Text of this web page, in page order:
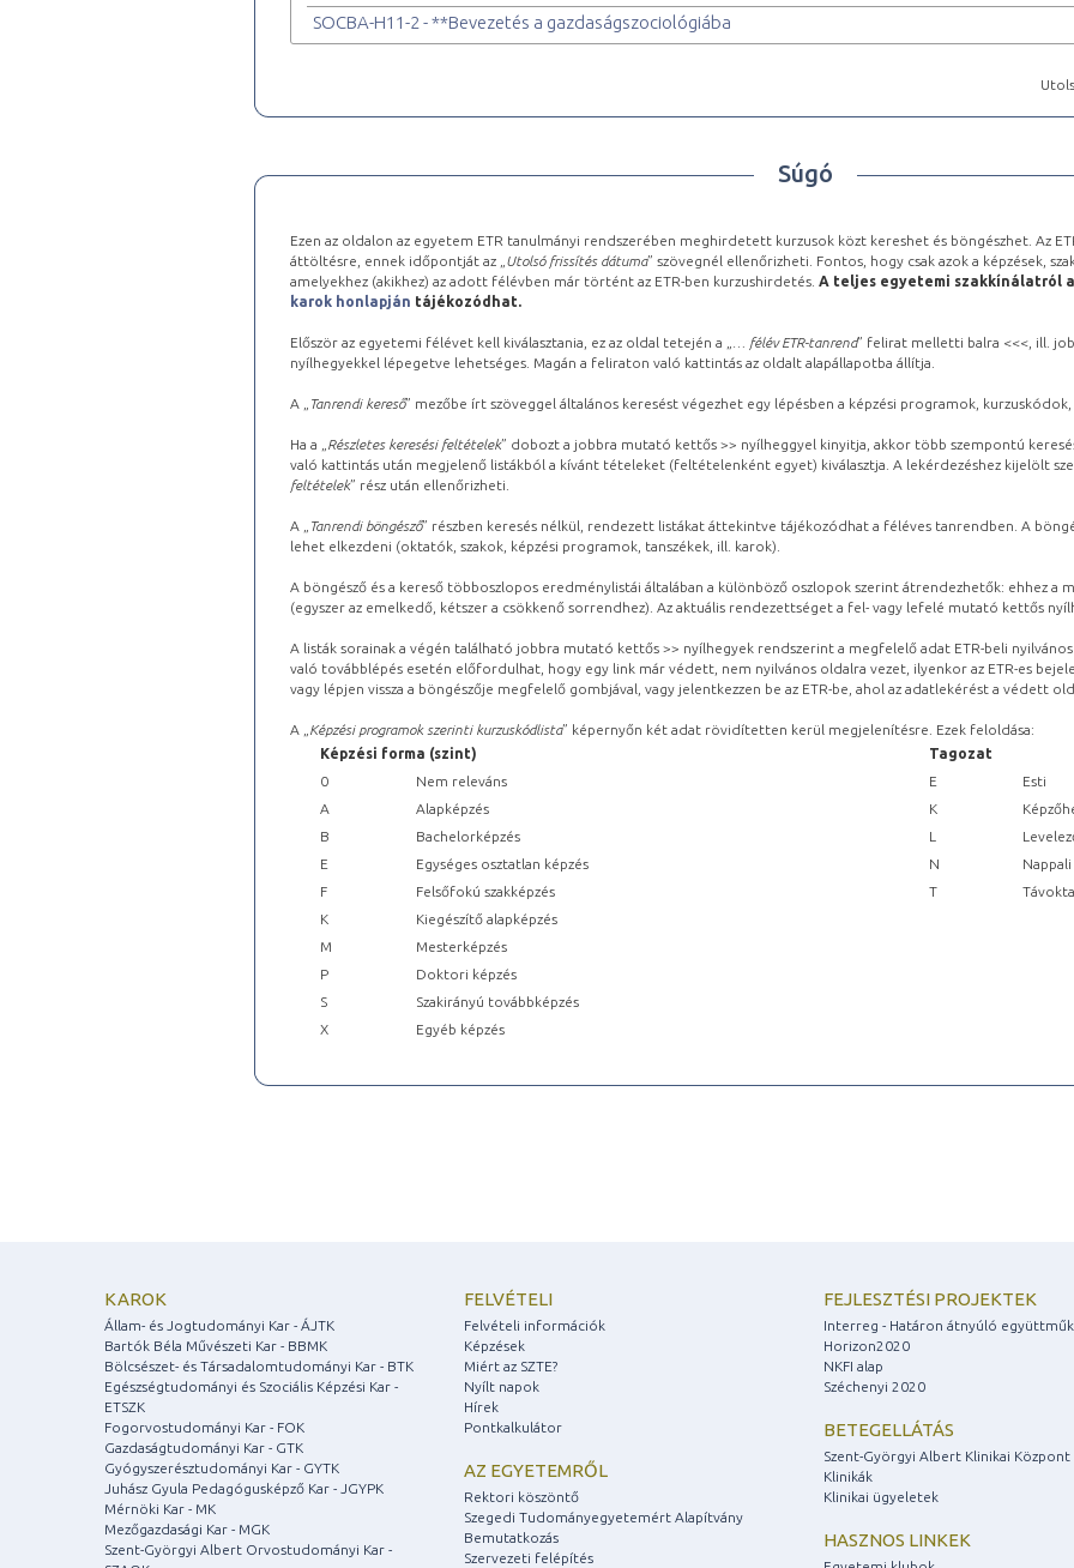
SOCBA-H11-2 - **Bevezetés a gazdaságszociológiába
Súgó
Ezen az oldalon az egyetem ETR tanulmányi rendszerében meghirdetett kurzusok közt kereshet és böngészhet. Az
áttöltésre, ennek időpontját az „ Utolsó frissítés dátuma” szövegnél ellenőrizheti. Fontos, hogy csak azok a képzések,
amelyekhez (akikhez) az adott félévben már történt az ETR-ben kurzushirdetés. A teljes egyetemi szakkínálatról a
karok honlapján tájékozódhat.
Először az egyetemi félévet kell kiválasztania, ez az oldal tetején a „ … félév ETR-tanrend” felirat melletti balra <<<, ill.
nyílhegyekkel lépegetve lehetséges. Magán a feliraton való kattintás az oldalt alapállapotba állítja.
A „ Tanrendi kereső” mezőbe írt szöveggel általános keresést végezhet egy lépésben a képzési programok,
Ha a „ Részletes keresési feltételek” dobozt a jobbra mutató kettős >> nyílheggyel kinyitja, akkor több szempontú
való kattintás után megjelenő listákból a kívánt tételeket (feltételenként egyet) kiválasztja. A lekérdezéshez kijelölt
feltételek” rész után ellenőrizheti.
A „ Tanrendi böngésző” részben keresés nélkül, rendezett listákat áttekintve tájékozódhat a féléves tanrendben. A
lehet elkezdeni (oktatók, szakok, képzési programok, tanszékek, ill. karok).
A böngésző és a kereső többoszlopos eredménylistái általában a különböző oszlopok szerint átrendezhetők: ehhez a
(egyszer az emelkedő, kétszer a csökkenő sorrendhez). Az aktuális rendezettséget a fel- vagy lefelé mutató kettős
A listák sorainak a végén található jobbra mutató kettős >> nyílhegyek rendszerint a megfelelő adat ETR-beli
való továbblépés esetén előfordulhat, hogy egy link már védett, nem nyilvános oldalra vezet, ilyenkor az ETR-es
vagy lépjen vissza a böngészője megfelelő gombjával, vagy jelentkezzen be az ETR-be, ahol az adatlekérést a védett
A „ Képzési programok szerinti kurzuskódlista” képernyőn két adat rövidítetten kerül megjelenítésre. Ezek feloldása:
Képzési forma (szint)
Tagozat
0
Nem releváns E
Esti
A
Alapképzés K
B
Bachelorképzés L
E
Egységes osztatlan képzés N
Nappali
F
Felsőfokú szakképzés T
K
Kiegészítő alapképzés
M
Mesterképzés
P
Doktori képzés
S
Szakirányú továbbképzés
X
Egyéb képzés
KAROK
Állam- és Jogtudományi Kar - ÁJTK
Bartók Béla Művészeti Kar - BBMK
Bölcsészet- és Társadalomtudományi Kar - BTK
Egészségtudományi és Szociális Képzési Kar -
ETSZK
Fogorvostudományi Kar - FOK
Gazdaságtudományi Kar - GTK
Gyógyszerésztudományi Kar - GYTK
Juhász Gyula Pedagógusképző Kar - JGYPK
Mérnöki Kar - MK
Mezőgazdasági Kar - MGK
Szent-Györgyi Albert Orvostudományi Kar -
FELVÉTELI
Felvételi információk
Képzések
Miért az SZTE?
Nyílt napok
Hírek
Pontkalkulátor
AZ EGYETEMRŐL
Rektori köszöntő
Szegedi Tudományegyetemért Alapítvány
Bemutatkozás
Szervezeti felépítés
FEJLESZTÉSI PROJEKTEK
Interreg - Határon átnyúló
Horizon2020
NKFI alap
Széchenyi 2020
BETEGELLÁTÁS
Szent-Györgyi Albert Klinikai Központ
Klinikák
Klinikai ügyeletek
HASZNOS LINKEK